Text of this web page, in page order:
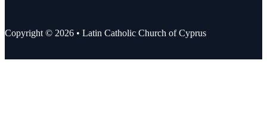
Copyright © 2026 • Latin Catholic Church of Cyprus